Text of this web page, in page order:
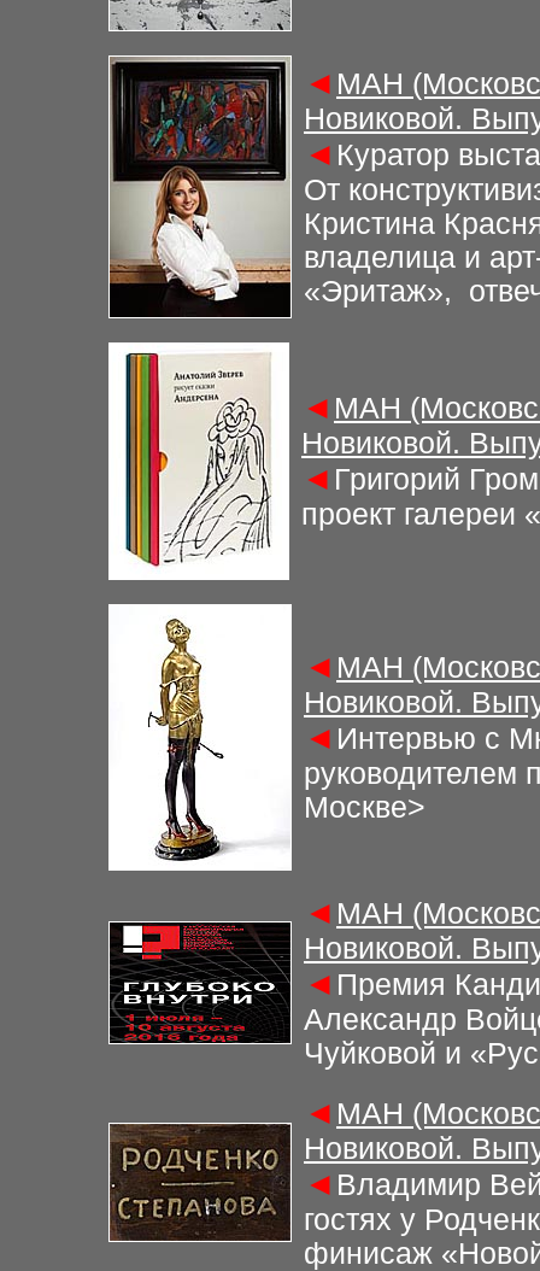
◄ МАН
Новиковой.
◄ Куратор
От
Кристина
владелица и
«Эритаж»,
◄ МАН
Новиковой.
◄ Григорий
проект галереи
◄ МАН
Новиковой.
◄ Интервью с
руководителем
Москве>
◄ МАН
Новиковой.
◄ Премия
Александр
Чуйковой и
◄ МАН
Новиковой.
◄ Владимир
гостях у
финисаж